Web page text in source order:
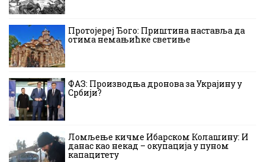
Протојереј Ђого: Приштина наставља да
отима немањићке светиње
ФАЗ: Производња дронова за Украјину у
Србији?
Ломљење кичме Ибарском Колашину: И
данас као некад – окупација у пуном
капацитету